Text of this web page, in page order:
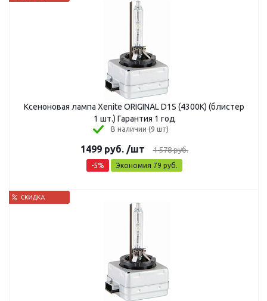
Ксеноновая лампа Xenite ORIGINAL D1S (4300K) (блистер
1 шт.) Гарантия 1 год
В наличии (9 шт)
1499руб. /шт 1 578руб.
-5% Экономия 79 руб.